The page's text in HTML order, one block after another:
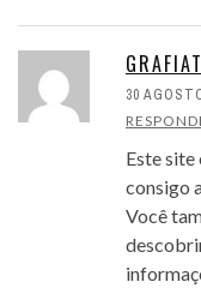
30
Este site
consigo
Você